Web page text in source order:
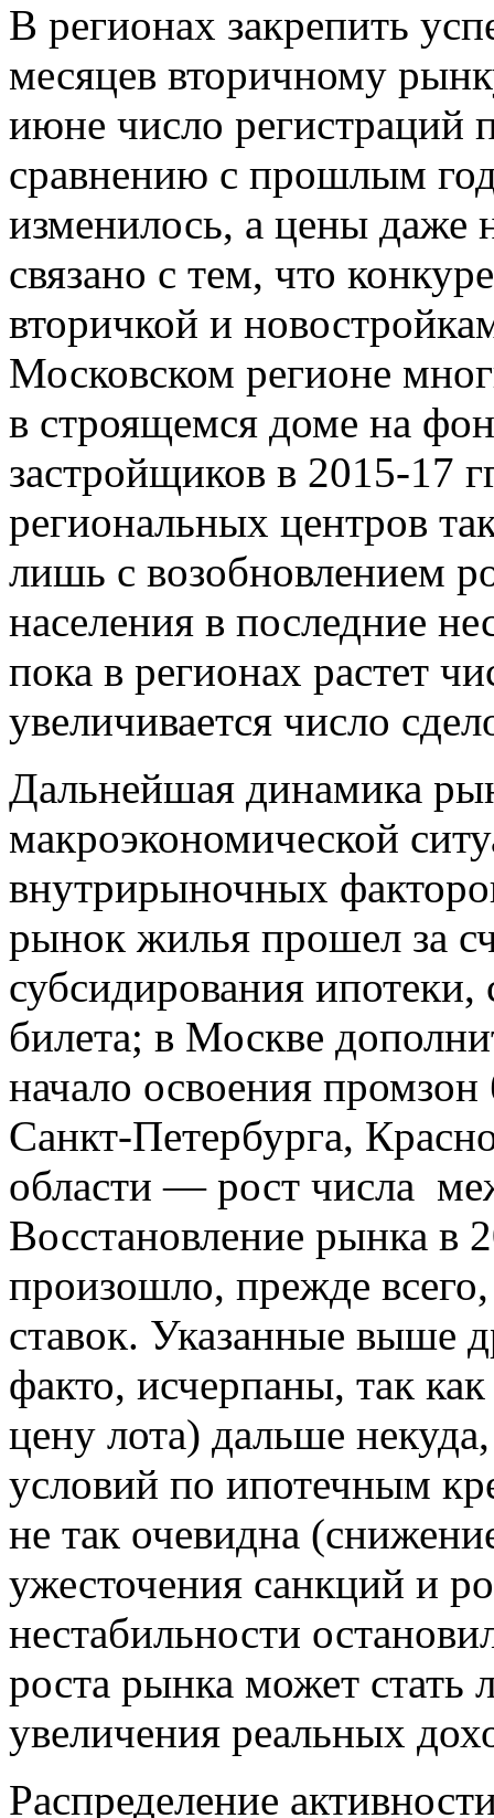
В регионах закрепить
месяцев вторичному
июне число
сравнению с прошлым
изменилось, а цены даже
связано с тем, что
вторичкой и
Московском регионе
в строящемся доме на
застройщиков в 2015-17
региональных центров
лишь с возобновлением
населения в последние
пока в регионах растет
увеличивается число
Дальнейшая динамика
макроэкономической
внутрирыночных
рынок жилья прошел за
субсидирования
билета; в Москве
начало освоения
Санкт-Петербурга,
области — рост числа
Восстановление рынка в
произошло, прежде
ставок. Указанные выше
факто, исчерпаны, так
цену лота) дальше
условий по ипотечным
не так очевидна
ужесточения санкций и
нестабильности
роста рынка может стать
увеличения реальных
Распределение